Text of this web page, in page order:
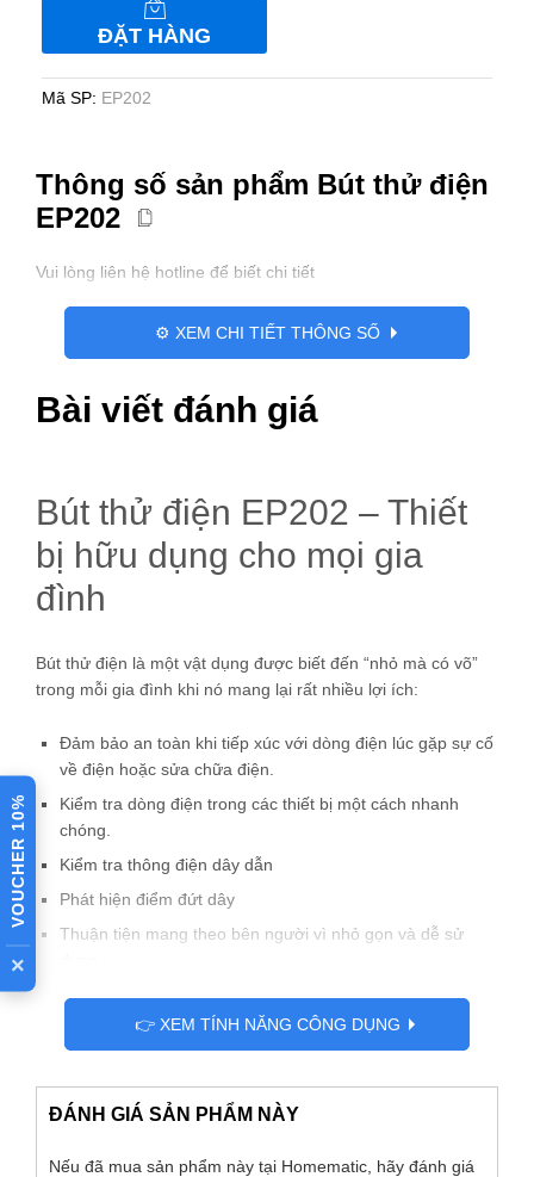
ĐẶT HÀNG
Mã SP: EP202
Bài viết đánh giá
Bút thử điện EP202 – Thiết
bị hữu dụng cho mọi gia
đình
Bút thử điện là một vật dụng được biết đến “nhỏ mà có võ”
trong mỗi gia đình khi nó mang lại rất nhiều lợi ích:
Đảm bảo an toàn khi tiếp xúc với dòng điện lúc gặp sự cố
về điện hoặc sửa chữa điện.
Kiểm tra dòng điện trong các thiết bị một cách nhanh
chóng.
Kiểm tra thông điện dây dẫn
Phát hiện điểm đứt dây
Thuận tiện mang theo bên người vì nhỏ gọn và dễ sử
👉 XEM TÍNH NĂNG CÔNG DỤNG
ĐÁNH GIÁ SẢN PHẨM NÀY
Nếu đã mua sản phẩm này tại Homematic, hãy đánh giá
Thông số sản phẩm Bút thử điện
EP202
Vui lòng liên hệ hotline để biết chi tiết
⚙️ XEM CHI TIẾT THÔNG SỐ
VOUCHER 10%
×